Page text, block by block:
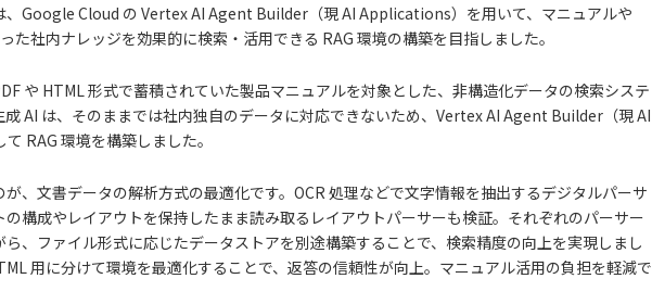
、Google Cloud の Vertex AI Agent Builder（現 AI Applications）を用いて、マニュアルや
た社内ナレッジを効果的に検索・活用できる RAG 環境の構築を目指しました。
や HTML 形式で蓄積されていた製品マニュアルを対象とした、非構造化データの検索システ
成 AI は、そのままでは社内独自のデータに対応できないため、Vertex AI Agent Builder（現 AI
RAG 環境を構築しました。
、文書データの解析方式の最適化です。OCR 処理などで文字情報を抽出するデジタルパーサ
構成やレイアウトを保持したまま読み取るレイアウトパーサーも検証。それぞれのパーサー
、ファイル形式に応じたデータストアを別途構築することで、検索精度の向上を実現しまし
用に分けて環境を最適化することで、返答の信頼性が向上。マニュアル活用の負担を軽減で